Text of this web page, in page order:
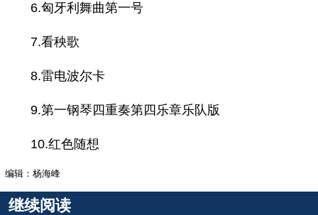
6.匈牙利舞曲第一号
7.看秧歌
8.雷电波尔卡
9.第一钢琴四重奏第四乐章乐队版
10.红色随想
编辑：杨海峰
继续阅读